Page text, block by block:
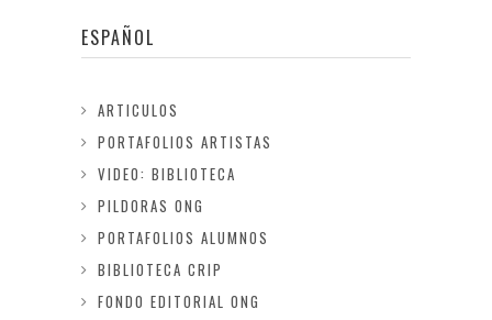
ESPAÑOL
ARTICULOS
PORTAFOLIOS ARTISTAS
VIDEO: BIBLIOTECA
PILDORAS ONG
PORTAFOLIOS ALUMNOS
BIBLIOTECA CRIP
FONDO EDITORIAL ONG